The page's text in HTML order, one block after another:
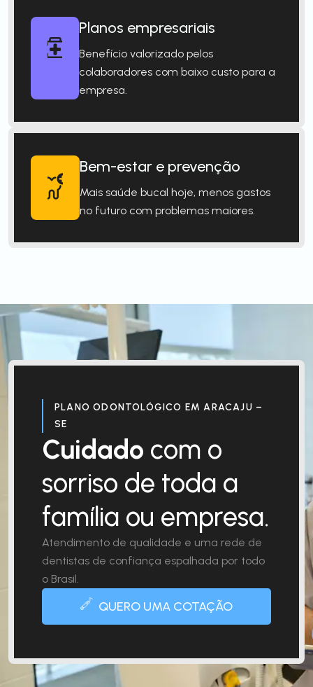
Planos empresariais
Benefício valorizado pelos
colaboradores com baixo custo para a
empresa.
Bem-estar e prevenção
Mais saúde bucal hoje, menos gastos
no futuro com problemas maiores.
PLANO ODONTOLÓGICO EM ARACAJU –
SE
Cuidado com o
sorriso de toda a
família ou empresa.
Atendimento de qualidade e uma rede de
dentistas de confiança espalhada por todo
o Brasil.
QUERO UMA COTAÇÃO